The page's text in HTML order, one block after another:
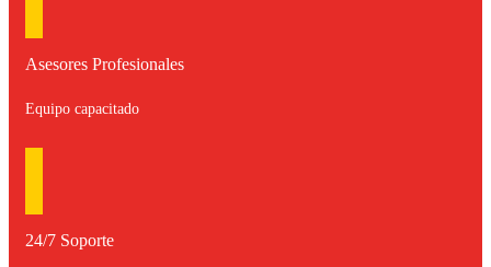
Asesores Profesionales
Equipo capacitado
24/7 Soporte